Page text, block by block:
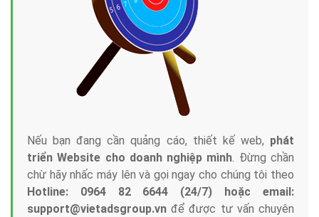
Nếu bạn đang cần quảng cáo, thiết kế web, phát
triển Website cho doanh nghiệp mình. Đừng chần
chừ hãy nhấc máy lên và gọi ngay cho chúng tôi theo
Hotline: 0964 82 6644 (24/7) hoặc email:
support@vietadsgroup.vn để được tư vấn chuyên